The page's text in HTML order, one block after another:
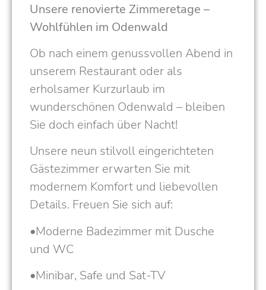
Unsere renovierte Zimmeretage –
Wohlfühlen im Odenwald
Ob nach einem genussvollen Abend in
unserem Restaurant oder als
erholsamer Kurzurlaub im
wunderschönen Odenwald – bleiben
Sie doch einfach über Nacht!
Unsere neun stilvoll eingerichteten
Gästezimmer erwarten Sie mit
modernem Komfort und liebevollen
Details. Freuen Sie sich auf:
•Moderne Badezimmer mit Dusche
und WC
•Minibar, Safe und Sat-TV